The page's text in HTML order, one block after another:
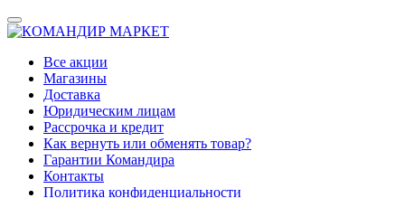
Все акции
Магазины
Доставка
Юридическим лицам
Рассрочка и кредит
Как вернуть или обменять товар?
Гарантии Командира
Контакты
Политика конфиденциальности